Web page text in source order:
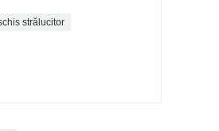
strălucitor